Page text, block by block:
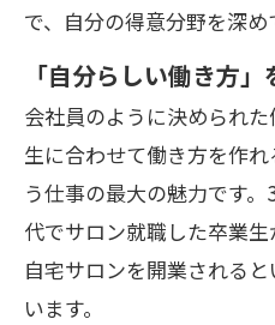
で、自分の得意分野を深め
「自分らしい働き方
会社員のように決められ
生に合わせて働き方を作
う仕事の最大の魅力です
代でサロン就職した卒業
自宅サロンを開業される
います。